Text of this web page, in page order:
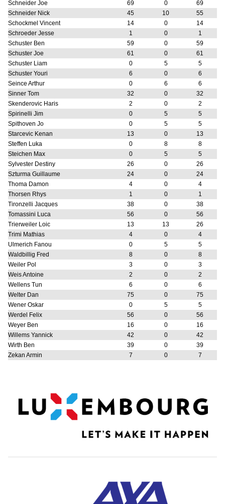
Schneider Joe 69 0
69
Schneider Nick
45 10
55
Schockmel Vincent
14 0
14
Schroeder Jesse
1 0
1
Schuster Ben
59 0
59
Schuster Joe
61 0
61
Schuster Liam
0 5
5
Schuster Youri
6 0
6
Seince Arthur
0 6
6
Sinner Tom
32 0
32
Skenderovic Haris
2 0
2
Spirinelli Jim
0 5
5
Spithoven Jo
0 5
5
Starcevic Kenan
13 0
13
Steffen Luka
0 8
8
Steichen Max
0 5
5
Sylvester Destiny
26 0
26
Szturma Guillaume
24 0
24
Thoma Damon
4 0
4
Thorsen Rhys
1 0
1
Tironzelli Jacques
38 0
38
Tomassini Luca
56 0
56
Trierweiler Loic
13 13
26
Trimi Mathias
4 0
4
Ulmerich Fanou
0 5
5
Waldbillig Fred
8 0
8
Weiler Pol
3 0
3
Weis Antoine
2 0
2
Wellens Tun
6 0
6
Welter Dan
75 0
75
Wener Oskar
0 5
5
Werdel Felix
56 0
56
Weyer Ben
16 0
16
Willems Yannick
42 0
42
Wirth Ben
39 0
39
Zekan Armin
7 0 7